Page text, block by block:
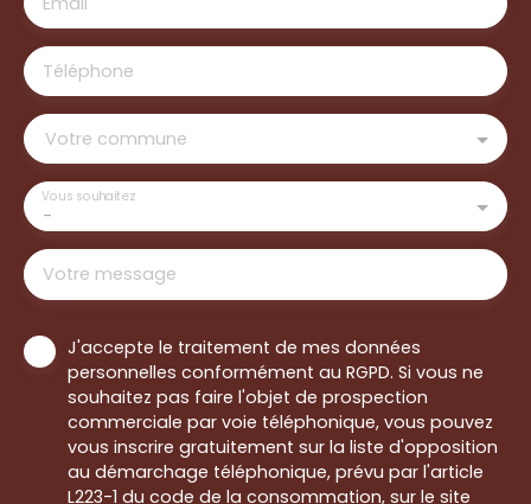
Téléphone
Votre commune
-
Vous souhaitez
Votre message
J'accepte le traitement de mes données
personnelles conformément au RGPD. Si vous ne
souhaitez pas faire l'objet de prospection
commerciale par voie téléphonique, vous pouvez
vous inscrire gratuitement sur la liste d'opposition
au démarchage téléphonique, prévu par l'article
L223-1 du code de la consommation, sur le site